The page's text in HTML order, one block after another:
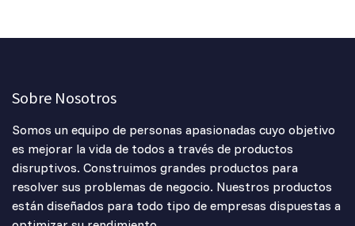
Sobre Nosotros
Somos un equipo de personas apasionadas cuyo objetivo
es mejorar la vida de todos a través de productos
disruptivos. Construimos grandes productos para
resolver sus problemas de negocio. Nuestros productos
están diseñados para todo tipo de empresas dispuestas a